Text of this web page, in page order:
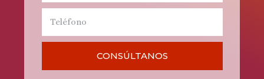
CONSÚLTANOS